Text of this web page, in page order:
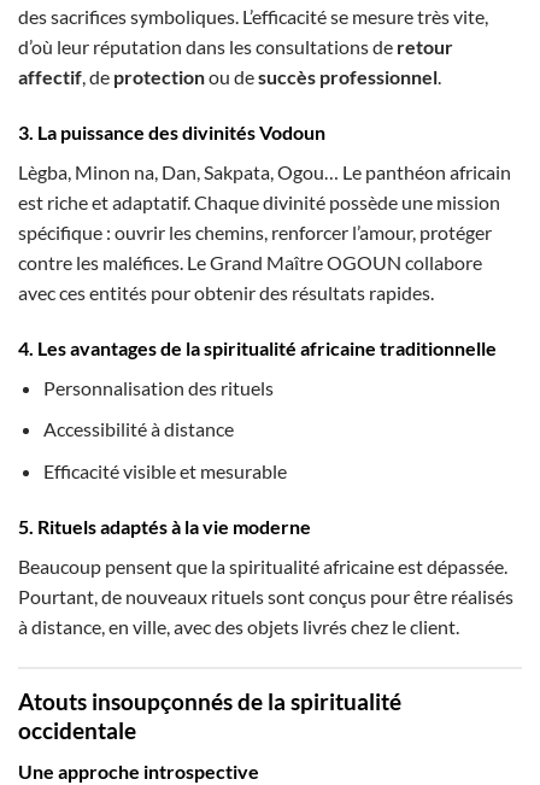
des sacrifices symboliques. L’efficacité se mesure très vite,
d’où leur réputation dans les consultations de retour
affectif, de protectionou desuccès professionnel.
3. La puissance des divinités Vodoun
Lègba, Minon na, Dan, Sakpata, Ogou… Le panthéon africain
est riche et adaptatif. Chaque divinité possède une mission
spécifique : ouvrir les chemins, renforcer l’amour, protéger
contre les maléfices. Le Grand Maître OGOUN collabore
avec ces entités pour obtenir des résultats rapides.
4. Les avantages de laspiritualité africaine traditionnelle
Personnalisation des rituels
Accessibilité à distance
Efficacité visible et mesurable
5. Rituels adaptés à la vie moderne
Beaucoup pensent que la spiritualité africaine est dépassée.
Pourtant, de nouveaux rituels sont conçus pour être réalisés
à distance, en ville, avec des objets livrés chez le client.
Atouts insoupçonnés de la spiritualité
occidentale
Une approche introspective